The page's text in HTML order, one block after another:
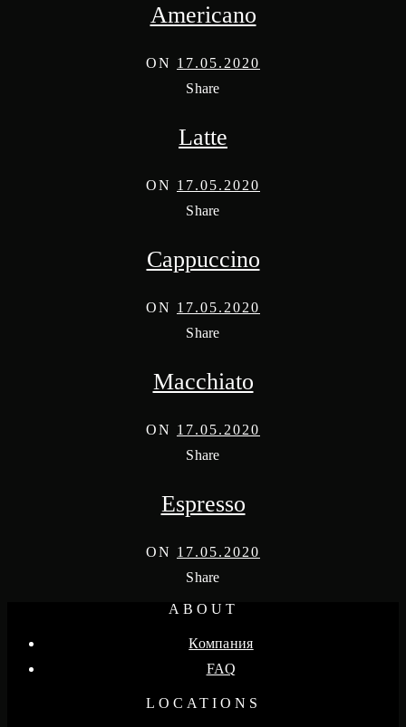
Americano
ON 17.05.2020
Share
Latte
ON 17.05.2020
Share
Cappuccino
ON 17.05.2020
Share
Macchiato
ON 17.05.2020
Share
Espresso
ON 17.05.2020
Share
ABOUT
Компания
FAQ
LOCATIONS